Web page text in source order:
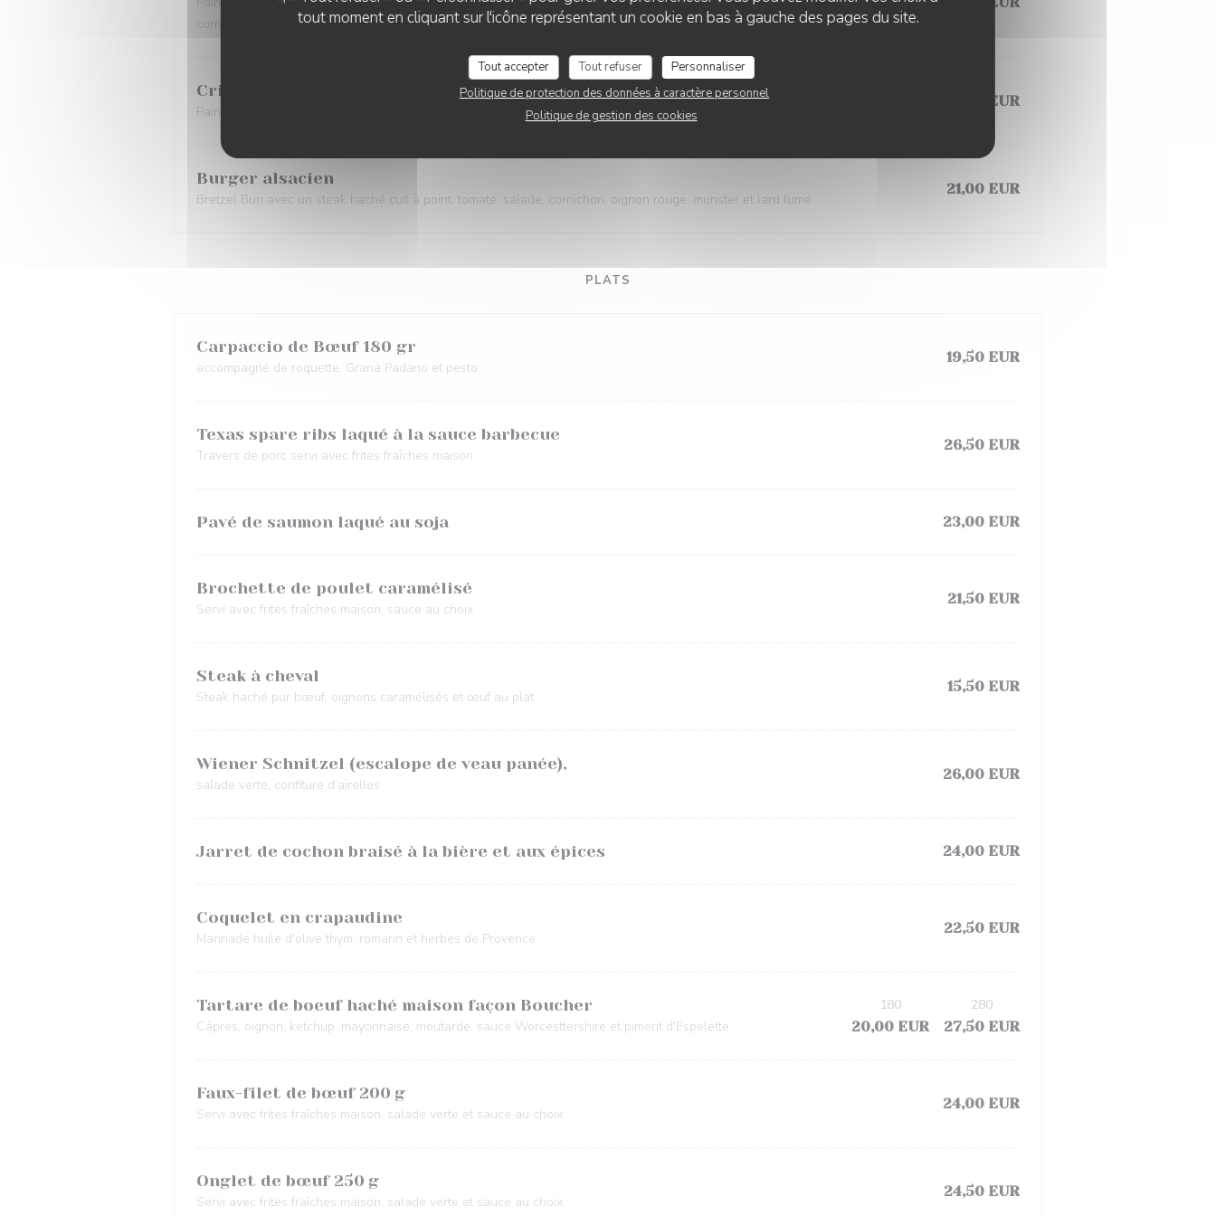
tout moment en cliquant sur l'icône représentant un cookie en bas à gauche des pages du site.
Tout accepter Tout refuser
Personnaliser
Politique de protection des données à caractère personnel
Politique de gestion des cookies
cornichon, oignon rouge et sauce burger végétal
Crispy chicken burger
Pain brioché, crispy chicken tender, cheddar, tomate, salade, cornichon, oignon rouge et sauce Burger cocktail
19,50 EUR
Burger alsacien
Bretzel Bun avec un steak haché cuit à point, tomate, salade, cornichon, oignon rouge, munster et lard fumé
21,00 EUR
PLATS
Carpaccio de Bœuf 180 gr
accompagné de roquette, Grana Padano et pesto
19,50 EUR
Texas spare ribs laqué à la sauce barbecue
Travers de porc servi avec frites fraîches maison
26,50 EUR
Pavé de saumon laqué au soja 23,00 EUR
Brochette de poulet caramélisé
Servi avec frites fraîches maison, sauce au choix
21,50 EUR
Steak à cheval
Steak haché pur bœuf, oignons caramélisés et œuf au plat
15,50 EUR
Wiener Schnitzel (escalope de veau panée),
salade verte, confiture d’airelles
26,00 EUR
Jarret de cochon braisé à la bière et aux épices 24,00 EUR
Coquelet en crapaudine
Marinade huile d'olive thym, romarin et herbes de Provence
22,50 EUR
Tartare de boeuf haché maison façon Boucher
Câpres, oignon, ketchup, mayonnaise, moutarde, sauce Worcesttershire et piment d'Espelette 20,00 EUR
180
27,50 EUR
280
Faux-filet de bœuf 200 g
Servi avec frites fraîches maison, salade verte et sauce au choix
24,00 EUR
Onglet de bœuf 250 g
Servi avec frites fraîches maison, salade verte et sauce au choix
24,50 EUR